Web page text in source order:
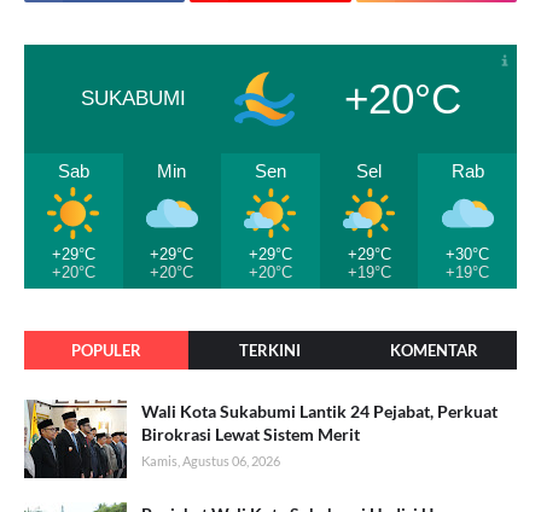
SUKABUMI +20°C
Sab
+29°C
+20°C
Min
+29°C
+20°C
Sen
+29°C
+20°C
Sel
+29°C
+19°C
Rab
+30°C
+19°C
POPULER TERKINI KOMENTAR
Wali Kota Sukabumi Lantik 24 Pejabat, Perkuat
Birokrasi Lewat Sistem Merit
Kamis, Agustus 06, 2026